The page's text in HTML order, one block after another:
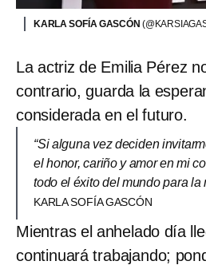
KARLA SOFÍA GASCÓN
La actriz de Emilia Pérez
contrario, guarda la
considerada en el futuro.
“Si alguna vez deciden
el honor, cariño y amor en mi
todo el éxito del mundo para la
KARLA SOFÍA GASCÓN
Mientras el anhelado día
continuará trabajando;